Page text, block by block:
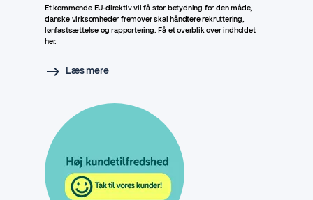
Et kommende EU-direktiv vil få stor betydning for den måde,
danske virksomheder fremover skal håndtere rekruttering,
lønfastsættelse og rapportering. Få et overblik over indholdet
her.
Læs mere